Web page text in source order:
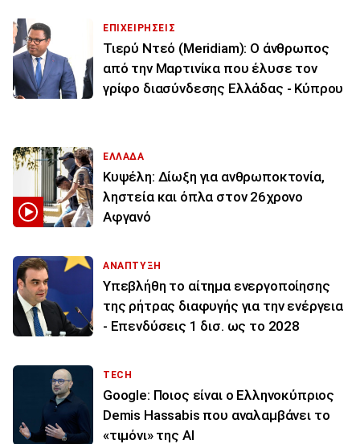
ΕΠΙΧΕΙΡΗΣΕΙΣ
Τιερύ Ντεό (Meridiam): Ο άνθρωπος
από την Μαρτινίκα που έλυσε τον
γρίφο διασύνδεσης Ελλάδας - Κύπρου
ΕΛΛΑΔΑ
Κυψέλη: Δίωξη για ανθρωποκτονία,
ληστεία και όπλα στον 26χρονο
Αφγανό
ΑΝΑΠΤΥΞΗ
Υπεβλήθη το αίτημα ενεργοποίησης
της ρήτρας διαφυγής για την ενέργεια
- Επενδύσεις 1 δισ. ως το 2028
TECH
Google: Ποιος είναι ο Ελληνοκύπριος
Demis Hassabis που αναλαμβάνει το
«τιμόνι» της ΑΙ